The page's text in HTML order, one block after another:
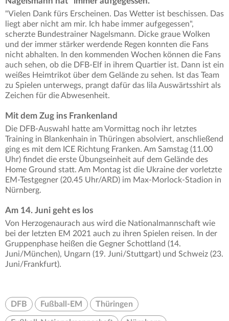
"Vielen Dank fürs Erscheinen. Das Wetter ist beschissen. Das
liegt aber nicht am mir. Ich habe immer aufgegessen",
scherzte Bundestrainer Nagelsmann. Dicke graue Wolken
und der immer stärker werdende Regen konnten die Fans
nicht abhalten. In den kommenden Wochen können die Fans
auch sehen, ob die DFB-Elf in ihrem Quartier ist. Dann ist ein
weißes Heimtrikot über dem Gelände zu sehen. Ist das Team
zu Spielen unterwegs, prangt dafür das lila Auswärtsshirt als
Zeichen für die Abwesenheit.
Mit dem Zug ins Frankenland
Die DFB-Auswahl hatte am Vormittag noch ihr letztes
Training in Blankenhain in Thüringen absolviert, anschließend
ging es mit dem ICE Richtung Franken. Am Samstag (11.00
Uhr) findet die erste Übungseinheit auf dem Gelände des
Home Ground statt. Am Montag ist die Ukraine der vorletzte
EM-Testgegner (20.45 Uhr/ARD) im Max-Morlock-Stadion in
Nürnberg.
Am 14. Juni geht es los
Von Herzogenaurach aus wird die Nationalmannschaft wie
bei der letzten EM 2021 auch zu ihren Spielen reisen. In der
Gruppenphase heißen die Gegner Schottland (14.
Juni/München), Ungarn (19. Juni/Stuttgart) und Schweiz (23.
Juni/Frankfurt).
DFB Fußball-EM Thüringen